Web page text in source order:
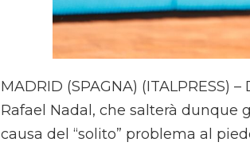
MADRID (SPAGNA)
Rafael Nadal, che salterà dunque
causa del “solito” problema al